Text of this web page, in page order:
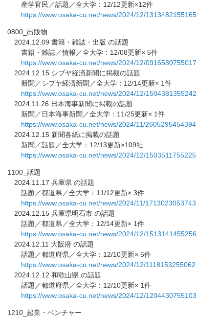
産学官民／話題／全大学：12/12更新×12件
https://www.osaka-cu.net/news/2024/12/1313482155165
0800_出版物
2024.12.09 書籍・雑誌・出版 の話題
書籍・雑誌／情報／全大学：12/08更新× 5件
https://www.osaka-cu.net/news/2024/12/0916580755017
2024.12.15 シブヤ経済新聞に掲載の話題
新聞／シブヤ経済新聞／全大学：12/14更新× 1件
https://www.osaka-cu.net/news/2024/12/1504381355242
2024.11.26 日本海事新聞に掲載の話題
新聞／日本海事新聞／全大学：11/25更新× 1件
https://www.osaka-cu.net/news/2024/11/2605295454394
2024.12.15 新聞各紙に掲載の話題
新聞／話題／全大学：12/13更新×109社
https://www.osaka-cu.net/news/2024/12/1503511755225
1100_話題
2024.11.17 兵庫県 の話題
話題／都道県／全大学：11/12更新× 3件
https://www.osaka-cu.net/news/2024/11/1713023053743
2024.12.15 兵庫県明石市 の話題
話題／都道県／全大学：12/14更新× 1件
https://www.osaka-cu.net/news/2024/12/1513141455256
2024.12.11 大阪府 の話題
話題／都道府県／全大学：12/10更新× 5件
https://www.osaka-cu.net/news/2024/12/1118153255062
2024.12.12 和歌山県 の話題
話題／都道府県／全大学：12/10更新× 1件
https://www.osaka-cu.net/news/2024/12/1204430755103
1210_起業・ベンチャー